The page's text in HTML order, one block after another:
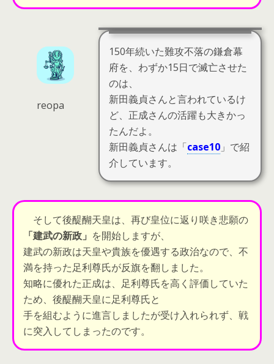
reopa
150年続いた難攻不落の鎌倉幕
府を、わずか15日で滅亡させた
のは、
新田義貞さんと言われているけ
ど、正成さんの活躍も大きかっ
たんだよ。
新田義貞さんは「case10 」で紹
介しています。
そして後醍醐天皇は、再び皇位に返り咲き悲願の
「建武の新政」 を開始しますが、
建武の新政は天皇や貴族を優遇する政治なので、不
満を持った足利尊氏が反旗を翻しました。
知略に優れた正成は、足利尊氏を高く評価していた
ため、後醍醐天皇に足利尊氏と
手を組むように進言しましたが受け入れられず、戦
に突入してしまったのです。